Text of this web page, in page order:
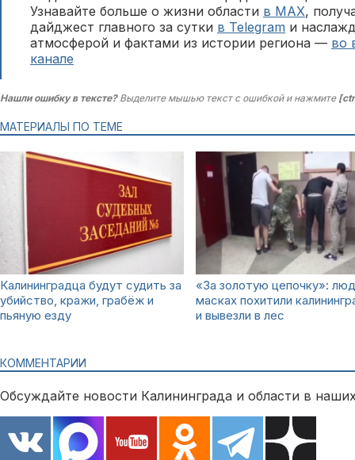
Узнавайте больше о жизни области в MAX,
дайджест главного за сутки в Telegram и
атмосферой и фактами из истории региона — во
канале
Нашли ошибку в тексте?Выделите мышью текст с ошибкой и нажмите
МАТЕРИАЛЫ ПО ТЕМЕ
Калининградца будут судить за
убийство, кражи, грабёж и
пьяную езду
«За золотую цепочку»:
масках похитили
и вывезли в лес
КОММЕНТАРИИ
Обсуждайте новости Калининграда и области в